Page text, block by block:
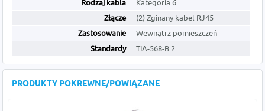
Rodzaj kabla
Kategoria 6
Złącze
(2) Zginany kabel RJ45
Zastosowanie
Wewnątrz pomieszczeń
Standardy
TIA-568-B.2
PRODUKTY POKREWNE/POWIĄZANE